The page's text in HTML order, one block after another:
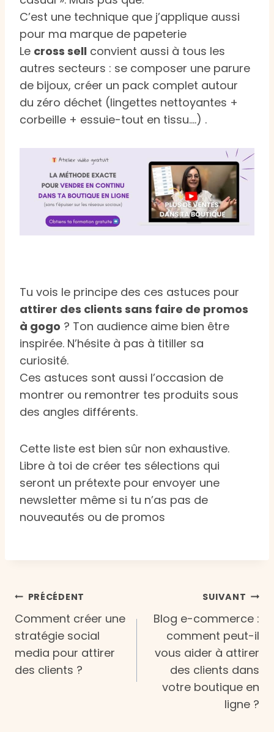
C’est une technique que j’applique aussi
pour ma marque de papeterie
Le cross sell convient aussi à tous les
autres secteurs : se composer une parure
de bijoux, créer un pack complet autour
du zéro déchet (lingettes nettoyantes +
corbeille + essuie-tout en tissu….) .
Tu vois le principe des ces astuces pour
attirer des clients sans faire de promos
à gogo ? Ton audience aime bien être
inspirée. N’hésite à pas à titiller sa
curiosité.
Ces astuces sont aussi l’occasion de
montrer ou remontrer tes produits sous
des angles différents.
Cette liste est bien sûr non exhaustive.
Libre à toi de créer tes sélections qui
seront un prétexte pour envoyer une
newsletter même si tu n’as pas de
nouveautés ou de promos
Navigation
de
l’article
PRÉCÉDENT
Comment créer une
stratégie social
media pour attirer
des clients ?
SUIVANT
Blog e-commerce :
comment peut-il
vous aider à attirer
des clients dans
votre boutique en
ligne ?